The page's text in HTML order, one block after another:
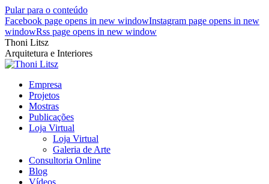
Pular para o conteúdo
Facebook page opens in new windowInstagram page opens in new
windowRss page opens in new window
Thoni Litsz
Arquitetura e Interiores
Empresa
Projetos
Mostras
Publicações
Loja Virtual
Loja Virtual
Galeria de Arte
Consultoria Online
Blog
Vídeos